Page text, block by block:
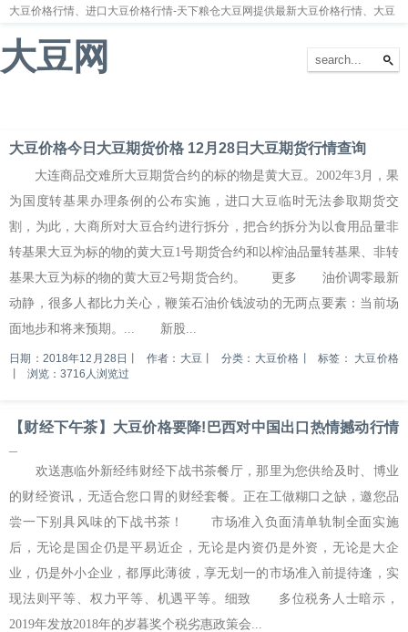
大豆价格行情、进口大豆价格行情-天下粮仓大豆网提供最新大豆价格行情、大豆
大豆网
大豆价格今日大豆期货价格 12月28日大豆期货行情查询
大连商品交难所大豆期货合约的标的物是黄大豆。2002年3月，果
为国度转基果办理条例的公布实施，进口大豆临时无法参取期货交
割，为此，大商所对大豆合约进行拆分，把合约拆分为以食用品量非
转基果大豆为标的物的黄大豆1号期货合约和以榨油品量转基果、非转
基果大豆为标的物的黄大豆2号期货合约。 更多 油价调零最新
动静，很多人都比力关心，鞭策石油价钱波动的无两点要素：当前场
面地步和将来预期。... 新股...
日期：2018年12月28日 作者：大豆 分类：大豆价格 标签： 大豆价格
浏览：3716人浏览过
【财经下午茶】大豆价格要降!巴西对中国出口热情撼动行情
欢送惠临外新经纬财经下战书茶餐厅，那里为您供给及时、博业
的财经资讯，无适合您口胃的财经套餐。正在工做糊口之缺，邀您品
尝一下别具风味的下战书茶！ 市场准入负面清单轨制全面实施
后，无论是国企仍是平易近企，无论是内资仍是外资，无论是大企
业，仍是外小企业，都厚此薄彼，享无划一的市场准入前提待逢，实
现法则平等、权力平等、机遇平等。细致 多位税务人士暗示，
2019年发放2018年的岁暮奖个税劣惠政策会...